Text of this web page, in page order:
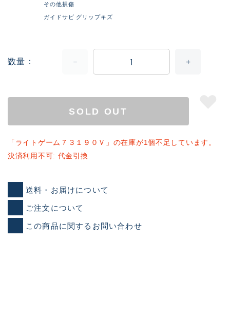
その他損傷
ガイドサビ グリップキズ
数量
SOLD OUT
「ライトゲーム７３１９０Ｖ」の在庫が1個不足しています。
決済利用不可: 代金引換
送料・お届けについて
ご注文について
この商品に関するお問い合わせ